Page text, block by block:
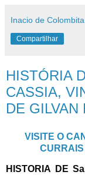
Inacio de Colombita
Compartilhar
HISTÓRIA
CASSIA,
DE GILVAN
VISITE O
CURRAIS
HISTORIA DE